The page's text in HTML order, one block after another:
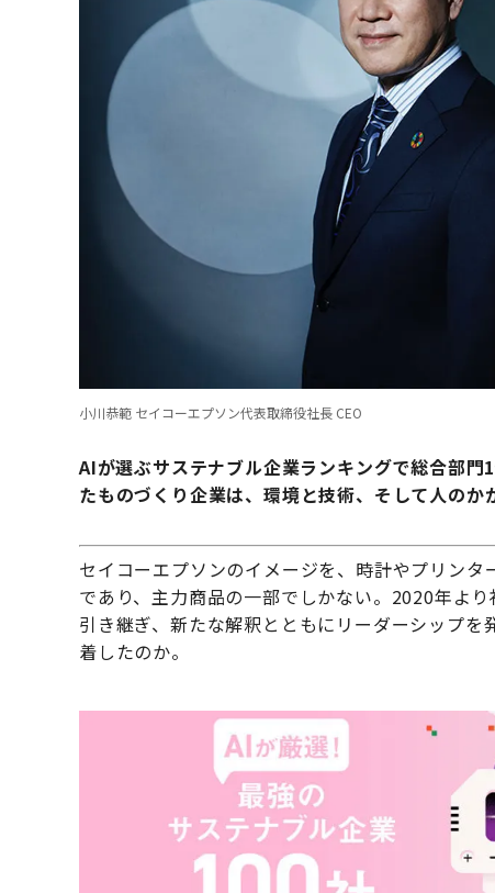
小川恭範 セイコーエプソン代表取締役社長 CEO
AIが選ぶサステナブル企業ランキングで総合部門
たものづくり企業は、環境と技術、そして人のか
セイコーエプソンのイメージを、時計やプリン
であり、主力商品の一部でしかない。2020年よ
引き継ぎ、新たな解釈とともにリーダーシップ
着したのか。